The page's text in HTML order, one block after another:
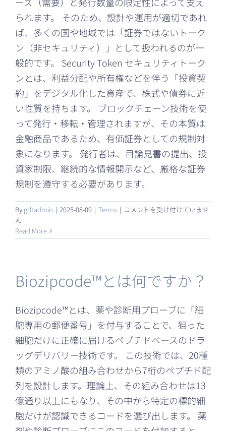
られます。 そのため、設計や運用が適切であれ
ば、多くの国や地域では「証券ではないトーク
ン（非セキュリティ）」として扱われるのが一
般的です。 Security Token セキュリティトーク
ンとは、利益分配や所有権などを伴う「投資契
約」をデジタル化した資産で、株式や債券に近
い性質を持ちます。 ブロックチェーン技術を使
って発行・移転・管理されますが、その本質は
金融商品であるため、有価証券としての規制対
象になります。 発行者は、目論見書の提出、投
資家制限、継続的な情報開示など、厳格な証券
規制を遵守する必要があります。
By gdtadmin | 2025-08-09 | Terms | ユ
ィ
ト
ク
ン
と
は？
セ
キ
ュ
テ
ィ
ト
ー
コメントを受け付けていませ
ん
Read More
Biozipcode™とは何ですか？
Biozipcode™とは、薬や診断用プローブに「細
胞専用の郵便番号」を付与することで、狙った
細胞だけに正確に届けるペプチドベースのドラ
ッグデリバリー技術です。 この技術では、20種
類のアミノ酸の組み合わせから7桁のペプチド配
列を設計します。理論上、その組み合わせは13
億通り以上にもなり、その中から特定の標的細
胞だけが認識できるコードを選び出します。 薬